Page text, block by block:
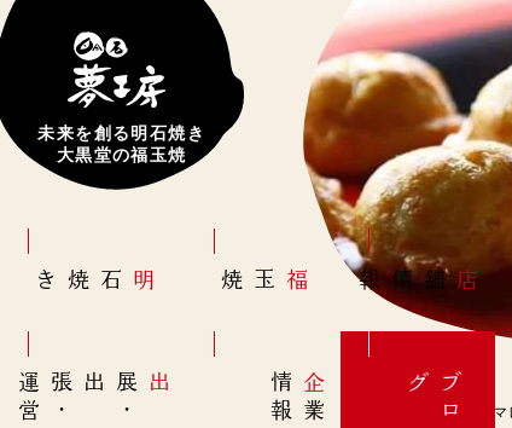
未来を創る明石焼き
大黒堂の福玉焼
明石焼き 福玉焼 店舗情報
出展
・
出張
・
運
営
企
業
情
報
ブ
ロ
グ
5月14日(土)【マー